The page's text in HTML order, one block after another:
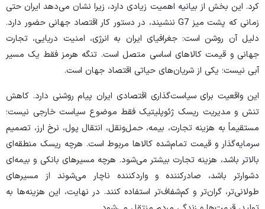
کرد. این بخش از بیانیه اهمیت زیادی دارد، زیرا نشان می‌دهد ایران حتی
زمانی که پشت میز G7 ننشیند، در دستور کار اقتصاد جهانی حضور دارد.
دلیل آن روشن است: جغرافیای ایران به انرژی، امنیت دریایی، تجارت
جهانی و قیمت کالا‌های اساسی متصل است. تنگه هرمز فقط یک مسیر
آبی نیست؛ یکی از شریان‌های حیاتی اقتصاد جهان است.
این واقعیت برای سیاست‌گذاری اقتصادی ایران پیام روشنی دارد. کاهش
تنش و مدیریت ریسک ژئوپلیتیک فقط موضوع سیاست خارجی نیست؛
مستقیماً به هزینه تجارت، بیمه، حمل‌ونقل، انتقال پول، نرخ ارز، تصمیم
سرمایه‌گذار و قیمت تمام‌شده کالا‌ها مربوط است. هرچه ریسک منطقه‌ای
بالاتر باشد، هزینه تجارت بیشتر می‌شود. هرچه مسیر‌های بانکی و بیمه‌ای
دشوارتر باشد، صادرکننده و واردکننده ناچار می‌شوند از مسیر‌های
طولانی‌تر، گران‌تر و کم‌شفاف‌تر استفاده کنند. در نهایت، این هزینه‌ها به